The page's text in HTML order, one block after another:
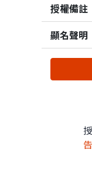
授權備註
顯名聲明
告